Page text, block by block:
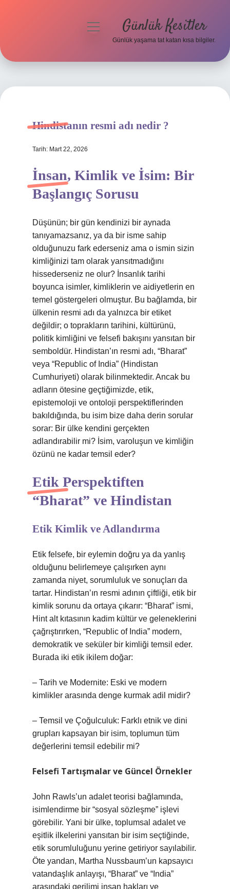
Hakkımızda
menüyü
Günlük Kesitler
Günlük yaşama tat katan kısa bilgiler.
Hindistanın resmi adı nedir ?
Tarih: Mart 22, 2026
İnsan, Kimlik ve İsim: Bir
Başlangıç Sorusu
Düşünün; bir gün kendinizi bir aynada
tanıyamazsanız, ya da bir isme sahip
olduğunuzu fark ederseniz ama o ismin sizin
kimliğinizi tam olarak yansıtmadığını
hissederseniz ne olur? İnsanlık tarihi
boyunca isimler, kimliklerin ve aidiyetlerin en
temel göstergeleri olmuştur. Bu bağlamda, bir
ülkenin resmi adı da yalnızca bir etiket
değildir; o toprakların tarihini, kültürünü,
politik kimliğini ve felsefi bakışını yansıtan bir
semboldür. Hindistan’ın resmi adı, “Bharat”
veya “Republic of India” (Hindistan
Cumhuriyeti) olarak bilinmektedir. Ancak bu
adların ötesine geçtiğimizde, etik,
epistemoloji ve ontoloji perspektiflerinden
bakıldığında, bu isim bize daha derin sorular
sorar: Bir ülke kendini gerçekten
adlandırabilir mi? İsim, varoluşun ve kimliğin
özünü ne kadar temsil eder?
Etik Perspektiften
“Bharat” ve Hindistan
Etik Kimlik ve Adlandırma
Etik felsefe, bir eylemin doğru ya da yanlış
olduğunu belirlemeye çalışırken aynı
zamanda niyet, sorumluluk ve sonuçları da
tartar. Hindistan’ın resmi adının çiftliği, etik bir
kimlik sorunu da ortaya çıkarır: “Bharat” ismi,
Hint alt kıtasının kadim kültür ve geleneklerini
çağrıştırırken, “Republic of India” modern,
demokratik ve seküler bir kimliği temsil eder.
Burada iki etik ikilem doğar:
– Tarih ve Modernite: Eski ve modern
kimlikler arasında denge kurmak adil midir?
– Temsil ve Çoğulculuk: Farklı etnik ve dini
grupları kapsayan bir isim, toplumun tüm
değerlerini temsil edebilir mi?
Felsefi Tartışmalar ve Güncel Örnekler
John Rawls’un adalet teorisi bağlamında,
isimlendirme bir “sosyal sözleşme” işlevi
görebilir. Yani bir ülke, toplumsal adalet ve
eşitlik ilkelerini yansıtan bir isim seçtiğinde,
etik sorumluluğunu yerine getiriyor sayılabilir.
Öte yandan, Martha Nussbaum’un kapsayıcı
vatandaşlık anlayışı, “Bharat” ve “India”
arasındaki gerilimi insan hakları ve